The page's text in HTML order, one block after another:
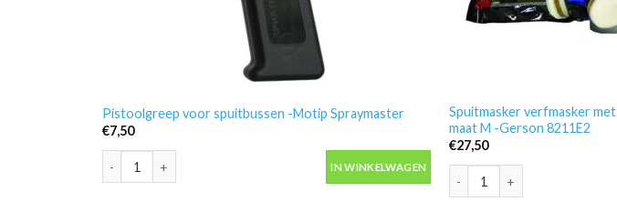
Pistoolgreep voor spuitbussen -Motip Spraymaster
€7,50
IN WINKELWAGEN
Spuitmasker verfmasker
maat M -Gerson 8211E2
€27,50
Spuitmasker verfmasker